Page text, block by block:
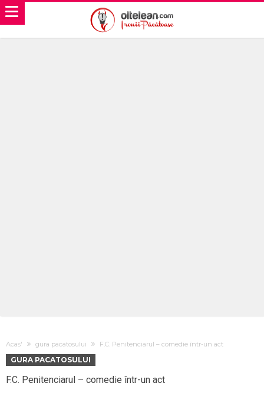
Acas' gura pacatosului F.C. Penitenciarul – comedie într-un act
GURA PACATOSULUI
F.C. Penitenciarul – comedie într-un act